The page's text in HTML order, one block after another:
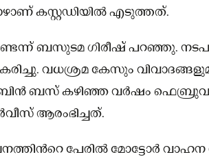
കസ്റ്റഡിയിൽ എടുത്തത്.
ബസുടമ ഗിരീഷ് പറഞ്ഞു.
വധശ്രമ കേസും
ബസ് കഴിഞ്ഞ വർഷം
ആരംഭിച്ചത്.
പേരില്‍ മോട്ടോര്‍ വാഹന